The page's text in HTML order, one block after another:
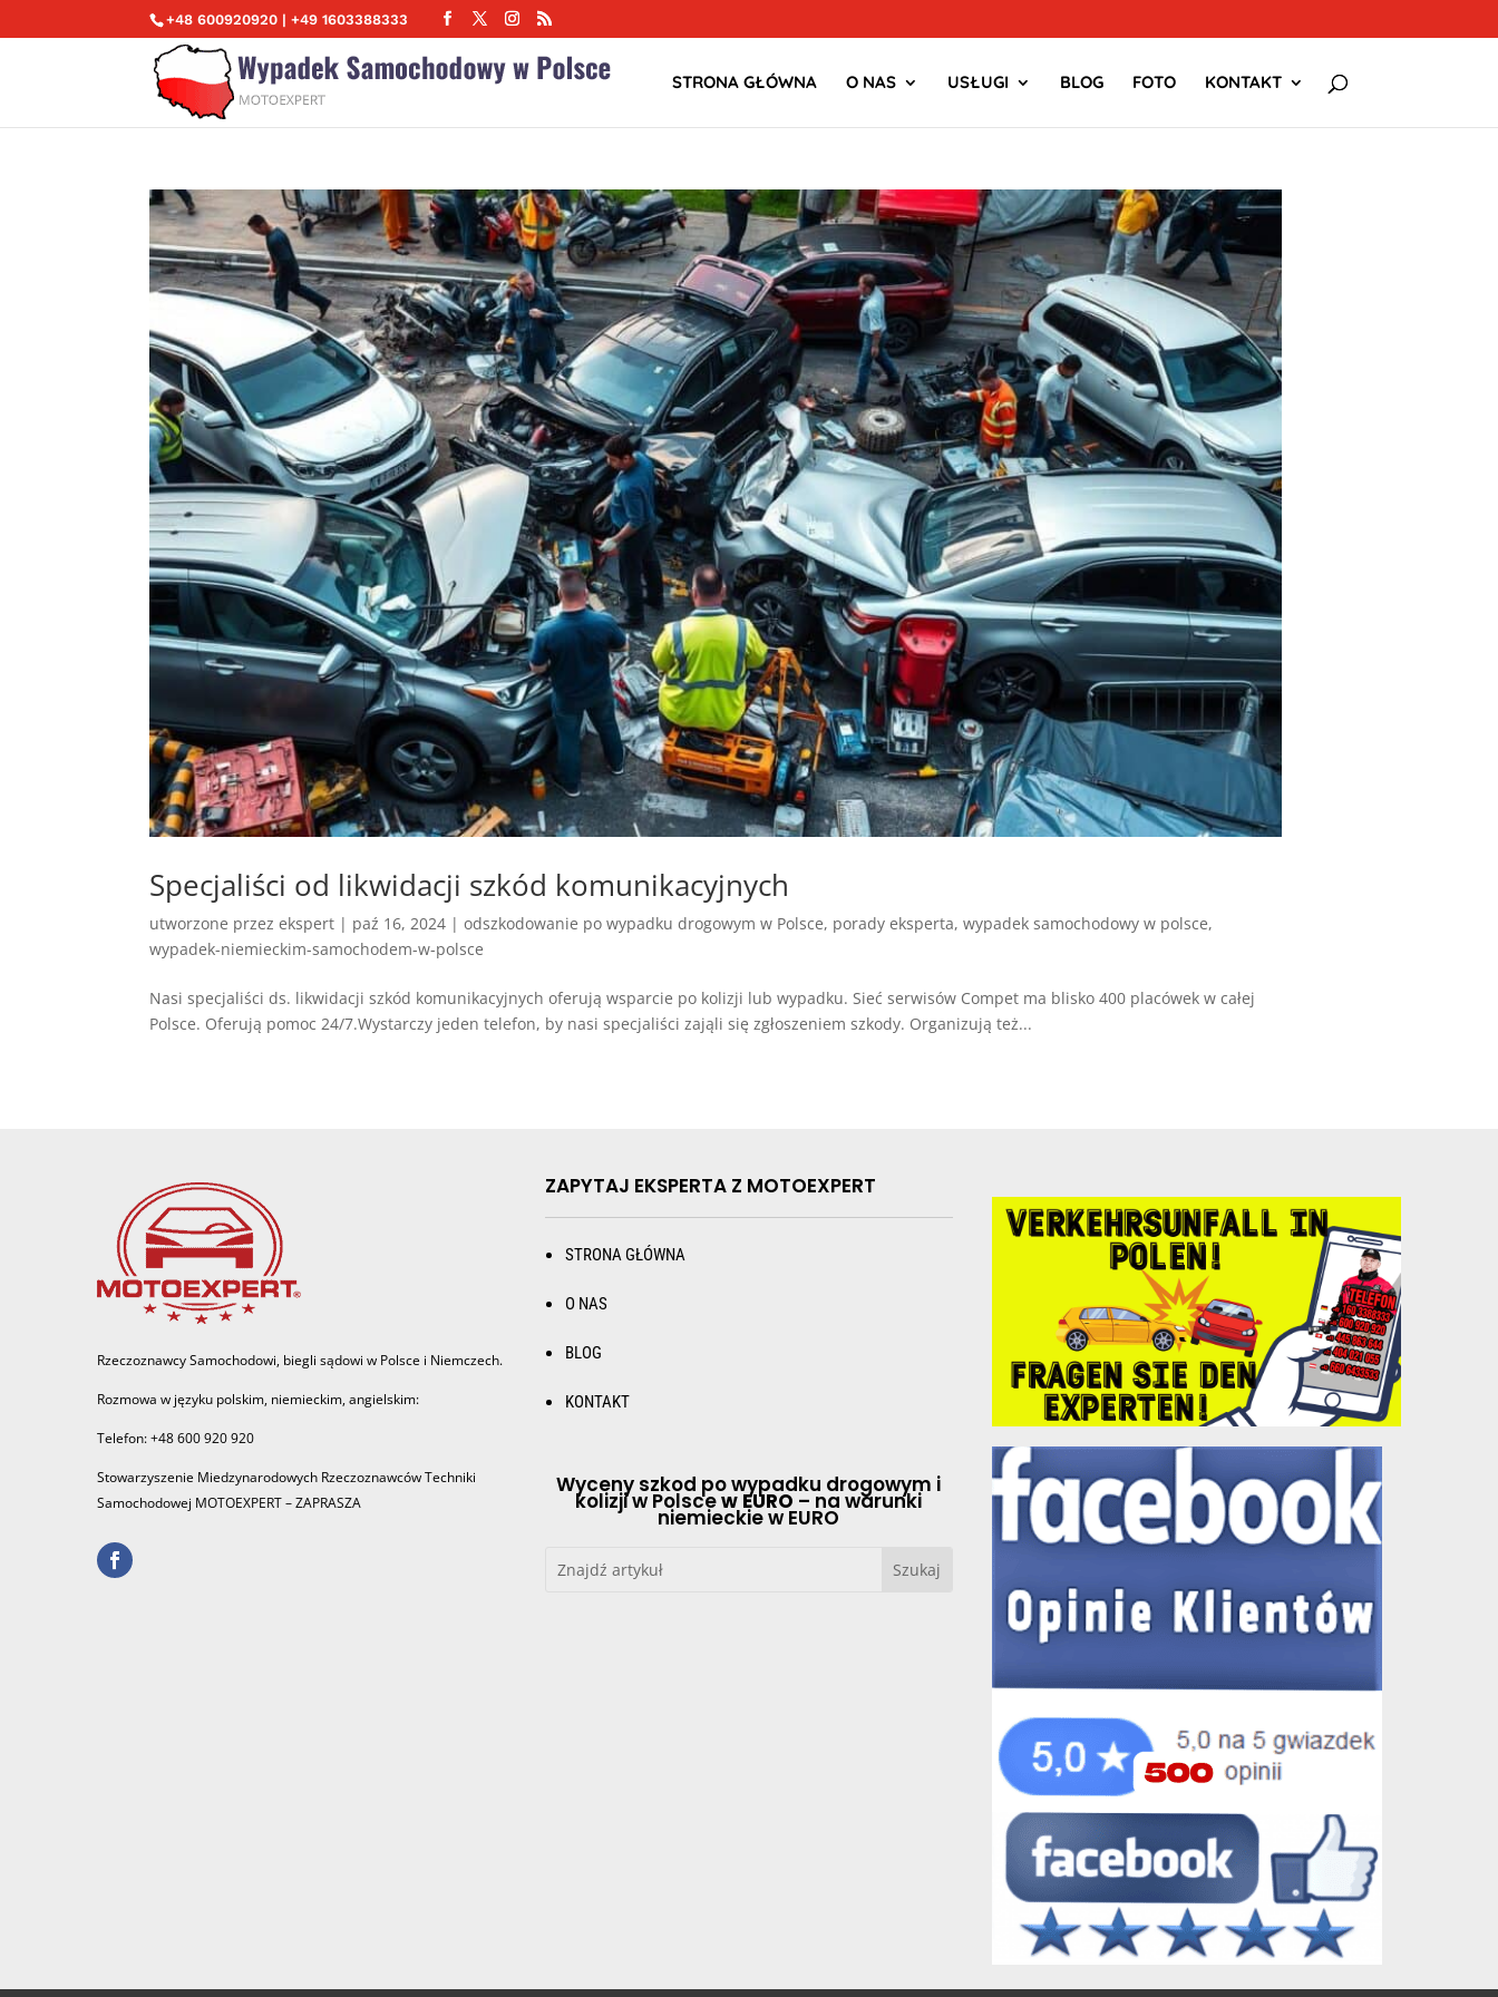
+48 600920920 | +49 1603388333
STRONA GŁÓWNA O NAS USŁUGI BLOG FOTO KONTAKT
Specjaliści od likwidacji szkód komunikacyjnych
utworzone przezekspert | paź 16, 2024 |odszkodowanie po wypadku drogowym w Polsce, porady eksperta,wypadek samochodowy w polsce,
wypadek-niemieckim-samochodem-w-polsce
Nasi specjaliści ds. likwidacji szkód komunikacyjnych oferują wsparcie po kolizji lub wypadku. Sieć serwisów Compet ma blisko 400 placówek w całej
Polsce. Oferują pomoc 24/7.Wystarczy jeden telefon, by nasi specjaliści zająli się zgłoszeniem szkody. Organizują też...
Rzeczoznawcy Samochodowi, biegli sądowi w Polsce i Niemczech.
Rozmowa w języku polskim, niemieckim, angielskim:
Telefon: +48 600 920 920
Stowarzyszenie Miedzynarodowych Rzeczoznawców Techniki
Samochodowej MOTOEXPERT – ZAPRASZA
ZAPYTAJ EKSPERTA Z MOTOEXPERT
STRONA GŁÓWNA
O NAS
BLOG
KONTAKT
Wyceny szkod po wypadku drogowym i
kolizji w Polscew EURO – na warunki
niemieckie w EURO